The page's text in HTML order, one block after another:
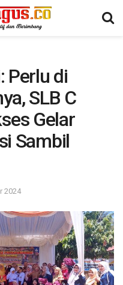
Perlu di
SLB C
Gelar
Sambil
2024